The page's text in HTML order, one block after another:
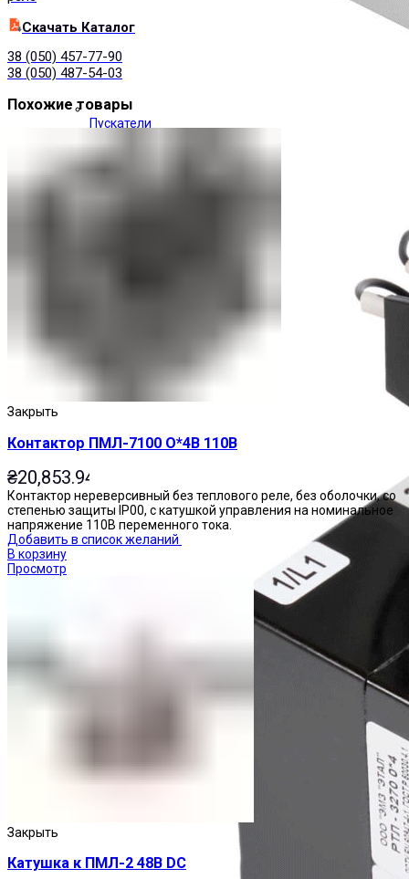
Пускатели
Cкачать Каталог
38 (050) 457-77-90
38 (050) 487-54-03
Похожие товары
Закрыть
Контактор ПМЛ-7100 О*4В 110В
₴20,853.94
Контактор нереверсивный без теплового реле, без оболочки, со
степенью защиты IP00, с катушкой управления на номинальное
напряжение 110В переменного тока.
Добавить в список желаний
В корзину
Просмотр
Закрыть
Катушка к ПМЛ-2 48В DC